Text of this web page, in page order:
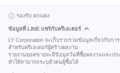
รองรับ ตกแต่ง
ข้อมูลที่ LINE แชร์กับครีเอเตอร์
LY Corporation จะเก็บรวบรวมข้อมูลเกี่ยวกับก
สำหรับครีเอเตอร์ผู้สร้างผลงาน
รายงานยอดขายจะมีข้อมูลวันที่ซื้อผลงานและป
ทำให้สามารถระบุตัวตนผู้ซื้อได้